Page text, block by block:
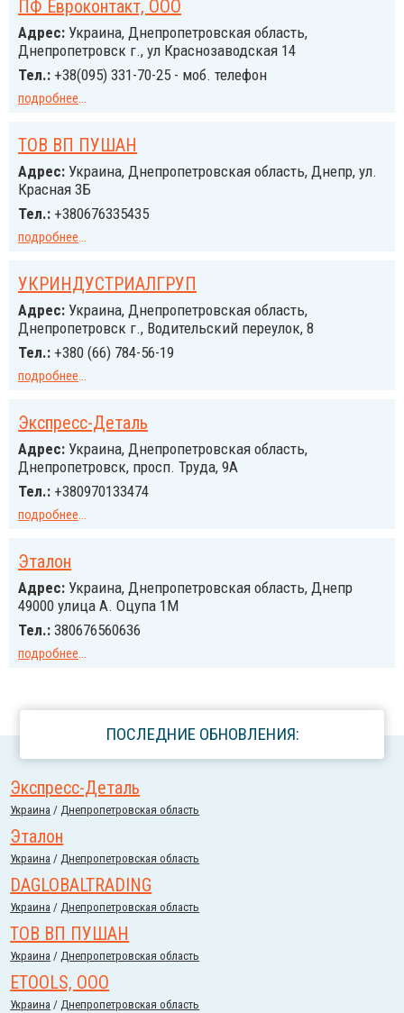
ПФ Евроконтакт, ООО
Адрес: Украина, Днепропетровская область,
Днепропетровск г., ул Краснозаводская 14
Тел.: +38(095) 331-70-25 - моб. телефон
подробнее...
ТОВ ВП ПУШАН
Адрес: Украина, Днепропетровская область, Днепр, ул.
Красная 3Б
Тел.: +380676335435
подробнее...
УКРИНДУСТРИАЛГРУП
Адрес: Украина, Днепропетровская область,
Днепропетровск г., Водительский переулок, 8
Тел.: +380 (66) 784-56-19
подробнее...
Экспресс-Деталь
Адрес: Украина, Днепропетровская область,
Днепропетровск, просп. Труда, 9А
Тел.: +380970133474
подробнее...
Эталон
Адрес: Украина, Днепропетровская область, Днепр
49000 улица А. Оцупа 1М
Тел.: 380676560636
подробнее...
ПОСЛЕДНИЕ ОБНОВЛЕНИЯ:
Экспресс-Деталь
Украина /Днепропетровская область
Эталон
Украина /Днепропетровская область
DAGLOBALTRADING
Украина /Днепропетровская область
ТОВ ВП ПУШАН
Украина /Днепропетровская область
ETOOLS, ООО
Украина /Днепропетровская область